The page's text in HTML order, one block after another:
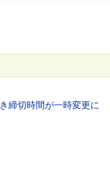
締切時間が一時変更に